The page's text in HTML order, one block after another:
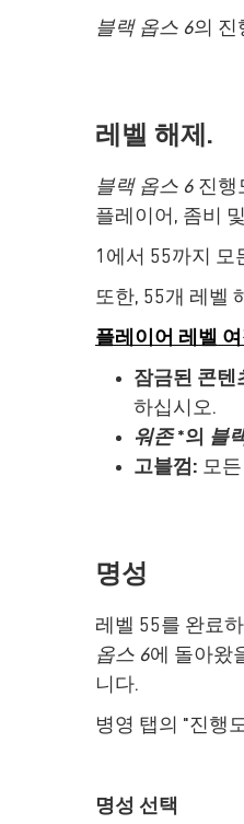
블랙 옵스 6의 진
레벨 해제.
블랙 옵스 6 진행
플레이어, 좀비 및
1에서 55까지 모
또한, 55개 레벨
플레이어 레벨
잠금된 콘텐
하십시오.
워존*의 블
고블껌: 모
명성
레벨 55를 완료
옵스 6에 돌아왔
니다.
병영 탭의 "진행
명성 선택